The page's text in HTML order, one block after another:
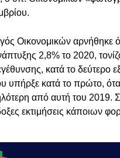
Οικονομικών αρνήθηκε
2,8% το 2020,
κατά το δεύτερο
υπήρξε κατά το πρώτο,
από αυτή του 2019.
εκτιμήσεις κάποιων